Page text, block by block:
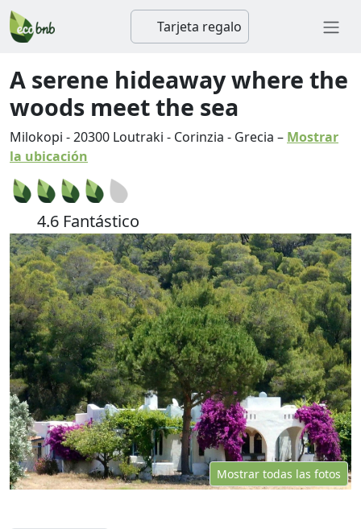
Tarjeta regalo
A serene hideaway where the
woods meet the sea
Milokopi -20300 Loutraki - Corinzia - Grecia – Mostrar
la ubicación
4.6 Fantástico
Mostrar todas las fotos